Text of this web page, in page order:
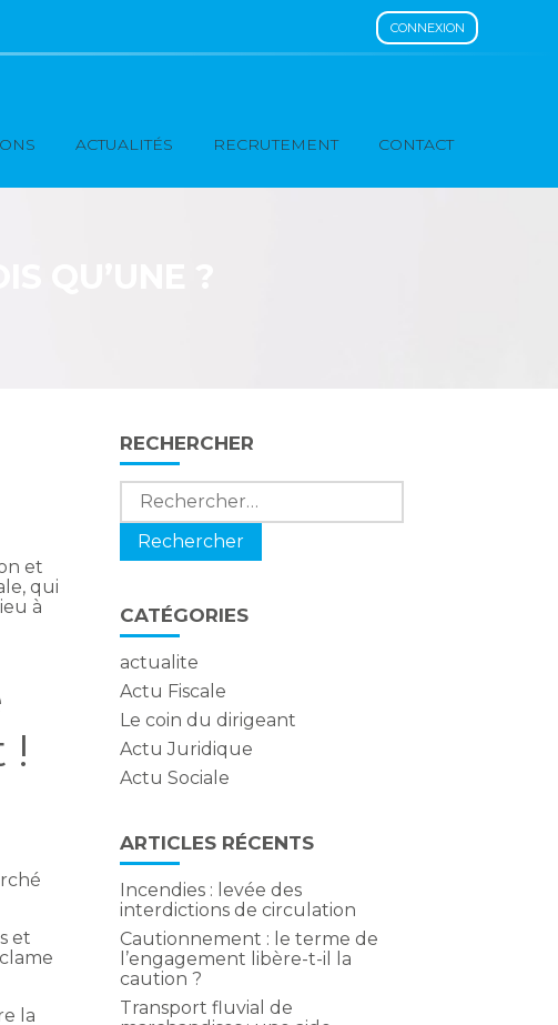
CONNEXION
ACTUALITÉS RECRUTEMENT CONTACT
QU’UNE ?
et
qui
à
!
et
la
Blog
sidebar
RECHERCHER
Rechercher :
CATÉGORIES
actualite
Actu Fiscale
Le coin du dirigeant
Actu Juridique
Actu Sociale
ARTICLES RÉCENTS
Incendies : levée des
interdictions de circulation
Cautionnement : le terme de
l’engagement libère-t-il la
caution ?
Transport fluvial de